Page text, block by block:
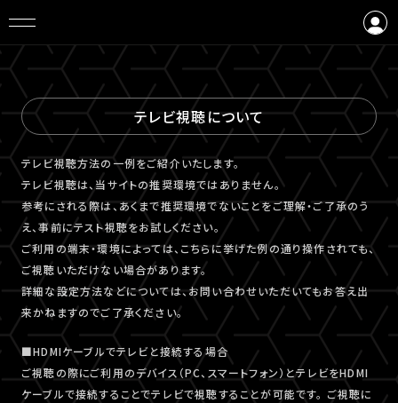
会員登録
テレビ視聴について
テレビ視聴⽅法の⼀例をご紹介いたします。
テレビ視聴は、当サイトの推奨環境ではありません。
参考にされる際は、あくまで推奨環境でないことをご理解・ご了承のう
え、事前にテスト視聴をお試しください。
ご利⽤の端末・環境によっては、こちらに挙げた例の通り操作されても、
ご視聴いただけない場合があります。
詳細な設定⽅法などについては、お問い合わせいただいてもお答え出
来かねますのでご了承ください。
■HDMIケーブルでテレビと接続する場合
ご視聴の際にご利用のデバイス（PC、スマートフォン）とテレビをHDMI
ケーブルで接続することでテレビで視聴することが可能です。 ご視聴に